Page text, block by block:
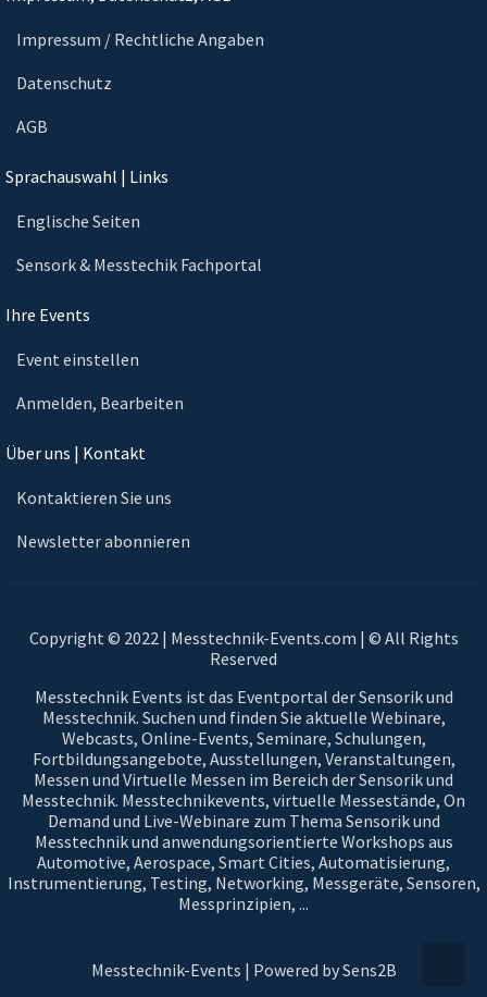
Impressum / Rechtliche Angaben
Datenschutz
AGB
Sprachauswahl | Links
Englische Seiten
Sensork & Messtechik Fachportal
Ihre Events
Event einstellen
Anmelden, Bearbeiten
Über uns | Kontakt
Kontaktieren Sie uns
Newsletter abonnieren
Copyright © 2022 | Messtechnik-Events.com | © All Rights
Reserved
Messtechnik Events ist das Eventportal der Sensorik und
Messtechnik. Suchen und finden Sie aktuelle Webinare,
Webcasts, Online-Events, Seminare, Schulungen,
Fortbildungsangebote, Ausstellungen, Veranstaltungen,
Messen und Virtuelle Messen im Bereich der Sensorik und
Messtechnik. Messtechnikevents, virtuelle Messestände, On
Demand und Live-Webinare zum Thema Sensorik und
Messtechnik und anwendungsorientierte Workshops aus
Automotive, Aerospace, Smart Cities, Automatisierung,
Instrumentierung, Testing, Networking, Messgeräte, Sensoren,
Messprinzipien, ...
Messtechnik-Events | Powered by Sens2B